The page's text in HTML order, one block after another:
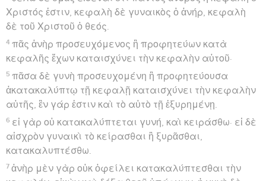
Χριστός ἐστιν, κεφαλὴ δὲ γυναικὸς ὁ ἀνήρ, κεφαλὴ
δὲ τοῦ Χριστοῦ ὁ θεός.
4 πᾶς ἀνὴρ προσευχόμενος ἢ προφητεύων κατὰ
κεφαλῆς ἔχων καταισχύνει τὴν κεφαλὴν αὐτοῦ·
5 πᾶσα δὲ γυνὴ προσευχομένη ἢ προφητεύουσα
ἀκατακαλύπτῳ τῇ κεφαλῇ καταισχύνει τὴν κεφαλὴν
αὐτῆς, ἓν γάρ ἐστιν καὶ τὸ αὐτὸ τῇ ἐξυρημένῃ.
6 εἰ γὰρ οὐ κατακαλύπτεται γυνή, καὶ κειράσθω· εἰ δὲ
αἰσχρὸν γυναικὶ τὸ κείρασθαι ἢ ξυρᾶσθαι,
κατακαλυπτέσθω.
7 ἀνὴρ μὲν γὰρ οὐκ ὀφείλει κατακαλύπτεσθαι τὴν